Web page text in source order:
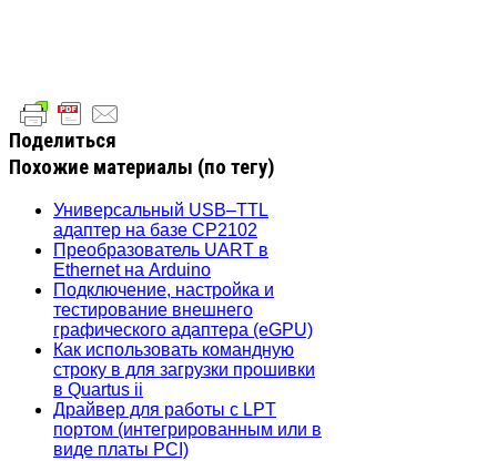
Поделиться
Похожие материалы (по тегу)
Универсальный USB–TTL
адаптер на базе CP2102
Преобразователь UART в
Ethernet на Arduino
Подключение, настройка и
тестирование внешнего
графического адаптера (eGPU)
Как использовать командную
строку в для загрузки прошивки
в Quartus ii
Драйвер для работы с LPT
портом (интегрированным или в
виде платы PCI)